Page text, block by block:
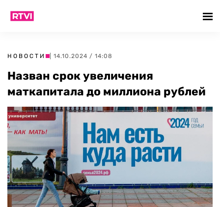
НОВОСТИ | 14.10.2024 / 14:08
Назван срок увеличения
маткапитала до миллиона рублей